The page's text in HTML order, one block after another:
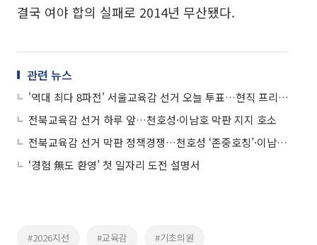
결국 여야 합의 실패로 2014년 무산됐다.
관련 뉴스
'역대 최다 8파전' 서울교육감 선거 오늘 투표…현직 프리미엄 vs 보수 분산
전북교육감 선거 하루 앞…천호성·이남호 막판 지지 호소
전북교육감 선거 막판 정책경쟁…천호성 ‘존중호칭’·이남호 ‘지역맞춤교육'
‘경험 無도 환영’ 첫 일자리 도전 설명서
#2026지선 #교육감 #기초의원